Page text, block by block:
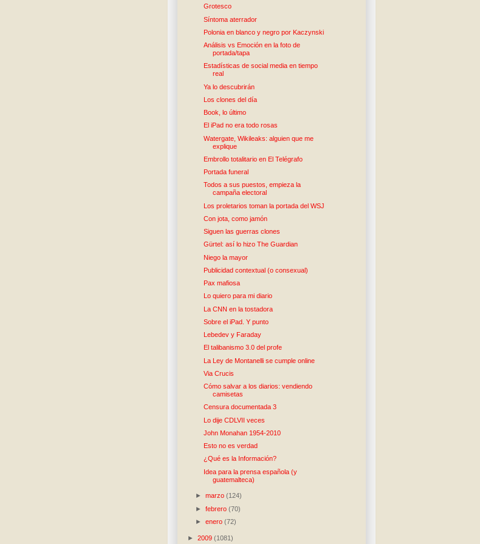
Grotesco
Síntoma aterrador
Polonia en blanco y negro por Kaczynski
Análisis vs Emoción en la foto de
portada/tapa
Estadísticas de social media en tiempo
real
Ya lo descubrirán
Los clones del día
Book, lo último
El iPad no era todo rosas
Watergate, Wikileaks: alguien que me
explique
Embrollo totalitario en El Telégrafo
Portada funeral
Todos a sus puestos, empieza la
campaña electoral
Los proletarios toman la portada del WSJ
Con jota, como jamón
Siguen las guerras clones
Gürtel: así lo hizo The Guardian
Niego la mayor
Publicidad contextual (o consexual)
Pax mafiosa
Lo quiero para mi diario
La CNN en la tostadora
Sobre el iPad. Y punto
Lebedev y Faraday
El talibanismo 3.0 del profe
La Ley de Montanelli se cumple online
Via Crucis
Cómo salvar a los diarios: vendiendo
camisetas
Censura documentada 3
Lo dije CDLVII veces
John Monahan 1954-2010
Esto no es verdad
¿Qué es la Información?
Idea para la prensa española (y
guatemalteca)
►marzo(124)
►febrero(70)
►enero(72)
► 2009 (1081)